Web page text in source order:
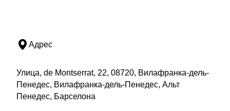
Адрес
Улица, de Montserrat, 22, 08720, Вилафранка-дель-
Пенедес, Вилафранка-дель-Пенедес, Альт
Пенедес, Барселона